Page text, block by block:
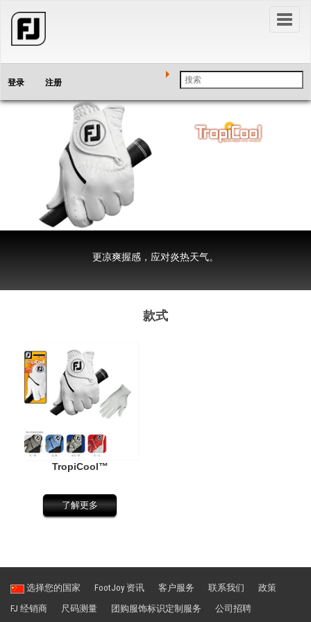
登录 注册
更凉爽握感，应对炎热天气。
款式
TropiCool™
了解更多
选择您的国家 FootJoy 资讯 客户服务 联系我们
政策
FJ 经销商
尺码测量 团购服饰标识定制服务 公司招聘